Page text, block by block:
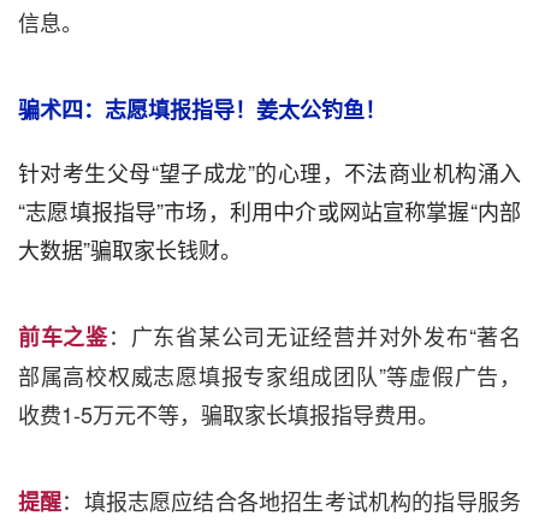
信息。
骗术四：志愿填报指导！姜太公钓鱼！
针对考生父母“望子成龙”的心理，不法商业机构涌入
“志愿填报指导”市场，利用中介或网站宣称掌握“内部
大数据”骗取家长钱财。
前车之鉴：广东省某公司无证经营并对外发布“著名
部属高校权威志愿填报专家组成团队”等虚假广告，
收费1-5万元不等，骗取家长填报指导费用。
提醒：填报志愿应结合各地招生考试机构的指导服务